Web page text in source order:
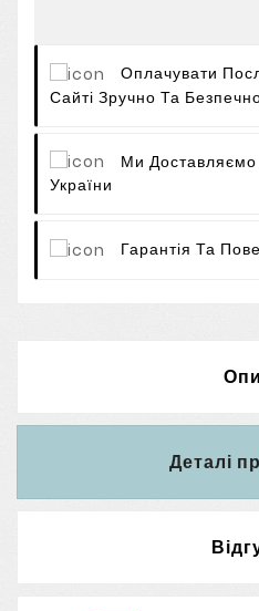
Оплачувати
Сайті Зручно Та
Ми Доставляємо
України
Гарантія Та
Деталі